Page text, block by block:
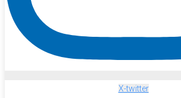
X-twitter